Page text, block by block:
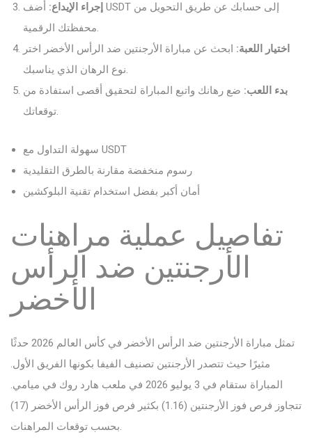
إجراء الإيداع: أضف USDT إلى حسابك عن طريق التحويل من
محفظتك الرقمية.
اختيار اللعبة: ابحث عن مباراة الأرجنتين ضد الرأس الأخضر اختر
نوع الرهان الذي يناسبك.
بدء اللعب: ضع رهانك واتبع المباراة لتحقيق أقصى استفادة من
توقعاتك.
سهولة التداول مع USDT
رسوم منخفضة مقارنة بالطرق التقليدية
أمان أكبر بفضل استخدام تقنية البلوكشين
تفاصيل عملية مراهنات
الأرجنتين ضد الرأس
الأخضر
تمثل مباراة الأرجنتين ضد الرأس الأخضر في كأس العالم 2026 حدثًا
مثيرًا حيث تتصدر الأرجنتين تصنيف الفيفا بكونها الفريق الأول.
المباراة ستقام في 3 يوليو 2026 في ملعب هارد روك في ميامي.
تتجاوز فرص فوز الأرجنتين (1.16) بكثير فرص فوز الرأس الأخضر (17)
بحسب توقعات المراهنات.